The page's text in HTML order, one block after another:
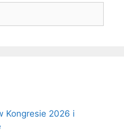
Kongresie 2026 i